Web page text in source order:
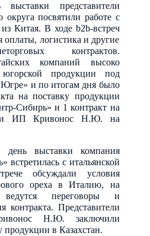
представители
округа посвятили работе с
Китая. В ходе b2b-встреч
оплаты, логистика и другие
контрактов.
компаний высоко
продукции под
и по итогам дня было
на поставку продукции
Сибирь» и 1 контракт на
ИП Кривонос Н.Ю. на
день выставки компания
с итальянской
обсуждали условия
ореха в Италию, на
переговоры и
контракта. Представители
Н.Ю. заключили
продукции в Казахстан.